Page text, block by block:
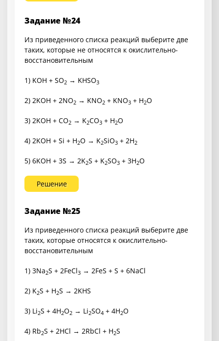
Задание №24
Из приведенного списка реакций выберите две
таких, которые не относятся к окислительно-
восстановительным
1) KOH + SO2 → KHSO3
2) 2KOH + 2NO2 → KNO2 + KNO3 + H2O
3) 2KOH + CO2 → K2CO3 + H2O
4) 2KOH + Si + H2O → K2SiO3 + 2H2
5) 6KOH + 3S → 2K2S + K2SO3 + 3H2O
Решение
Задание №25
Из приведенного списка реакций выберите две
таких, которые относятся к окислительно-
восстановительным
1) 3Na2S + 2FeCl3 → 2FeS + S + 6NaCl
2) K2S + H2S → 2KHS
3) Li2S + 4H2O2 → Li2SO4 + 4H2O
4) Rb2S + 2HCl → 2RbCl + H2S